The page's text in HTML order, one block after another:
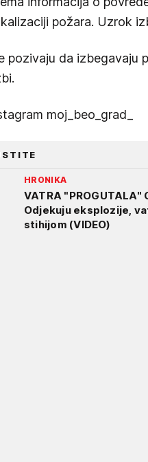
požara. Uzrok
pozivaju da izbegavaju
moj_beo_grad_
HRONIKA
VATRA "PROGUTALA"
Odjekuju eksplozije,
stihijom (VIDEO)